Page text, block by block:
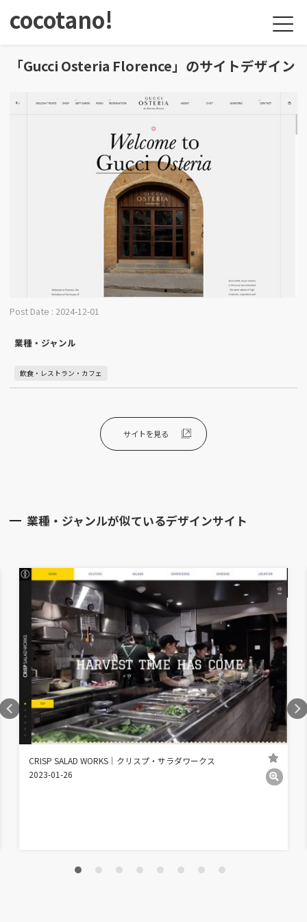
cocotano!
「Gucci Osteria Florence」のサイトデザイン
Post Date : 2024-12-01
業種・ジャンル
飲食・レストラン・カフェ
サイトを見る
業種・ジャンルが似ているデザインサイト
CRISP SALAD WORKS│クリスプ・サラダワークス
2023-01-26